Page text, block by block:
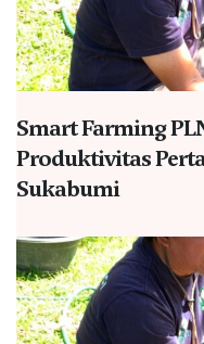
Smart Farming
Produktivitas
Sukabumi